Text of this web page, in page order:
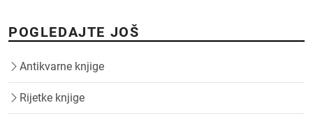
POGLEDAJTE JOŠ
Antikvarne knjige
Rijetke knjige